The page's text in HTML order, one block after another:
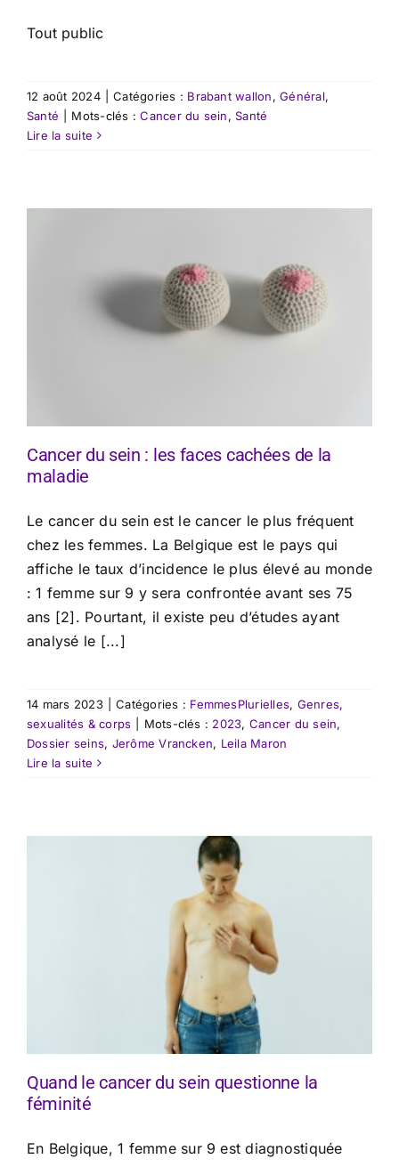
Tout public
12 août 2024 Catégories : Brabant wallon,Général,
Santé
Mots-clés :Cancer du sein,Santé
Lire la suite
Cancer du sein : les faces cachées de la
maladie
Le cancer du sein est le cancer le plus fréquent
chez les femmes. La Belgique est le pays qui
affiche le taux d’incidence le plus élevé au monde
: 1 femme sur 9 y sera confrontée avant ses 75
ans [2]. Pourtant, il existe peu d’études ayant
analysé le [...]
14 mars 2023 Catégories : FemmesPlurielles, Genres,
sexualités & corps
Mots-clés : 2023, Cancer du sein,
Dossier seins, Jerôme Vrancken, Leila Maron
Lire la suite
Quand le cancer du sein questionne la
féminité
En Belgique, 1 femme sur 9 est diagnostiquée